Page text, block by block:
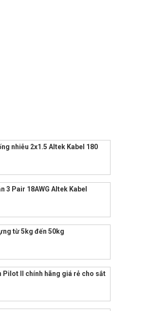
nhiễu 2x1.5 Altek Kabel 180
3 Pair 18AWG Altek Kabel
từ 5kg đến 50kg
Pilot II chính hãng giá rẻ cho sắt